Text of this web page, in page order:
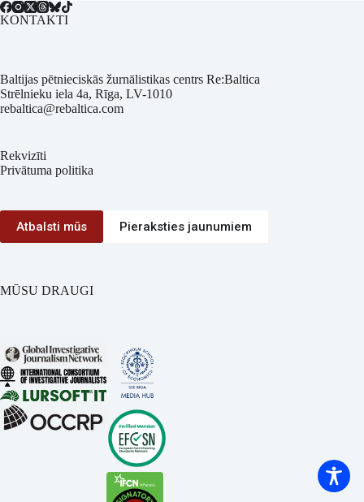
KONTAKTI
Baltijas pētnieciskās žurnālistikas centrs Re:Baltica
Strēlnieku iela 4a, Rīga, LV-1010
rebaltica@rebaltica.com
Rekvizīti
Privātuma politika
Atbalsti mūs Pieraksties jaunumiem
MŪSU DRAUGI